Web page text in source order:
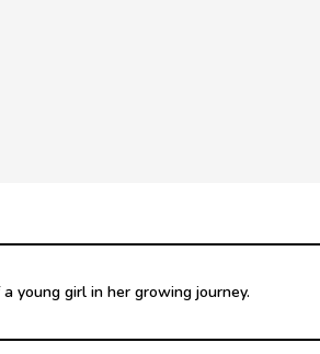
young girl in her growing journey.